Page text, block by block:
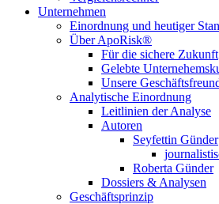
Unternehmen
Einordnung und heutiger
Über ApoRisk®
Für die sichere Zukunft
Gelebte
Unsere
Analytische Einordnung
Leitlinien der Analyse
Autoren
Seyfettin Günder
Roberta Günder
Dossiers & Analysen
Geschäftsprinzip